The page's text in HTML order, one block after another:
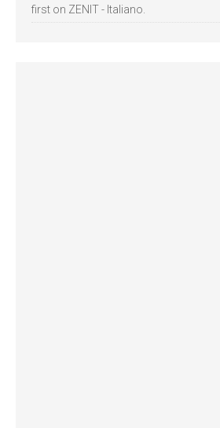
first on ZENIT - Italiano.